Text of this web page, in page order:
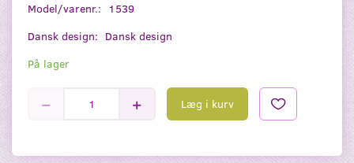
Model/varenr.:
1539
Dansk design: Dansk design
På lager
Læg i kurv